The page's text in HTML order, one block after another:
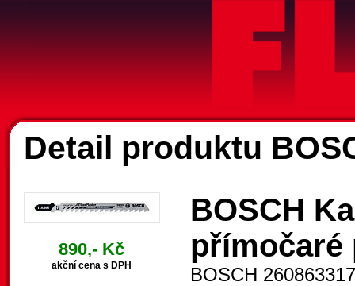
Detail produktu
890,- Kč
akční cena s DPH
BOSCH
přímočaré
BOSCH